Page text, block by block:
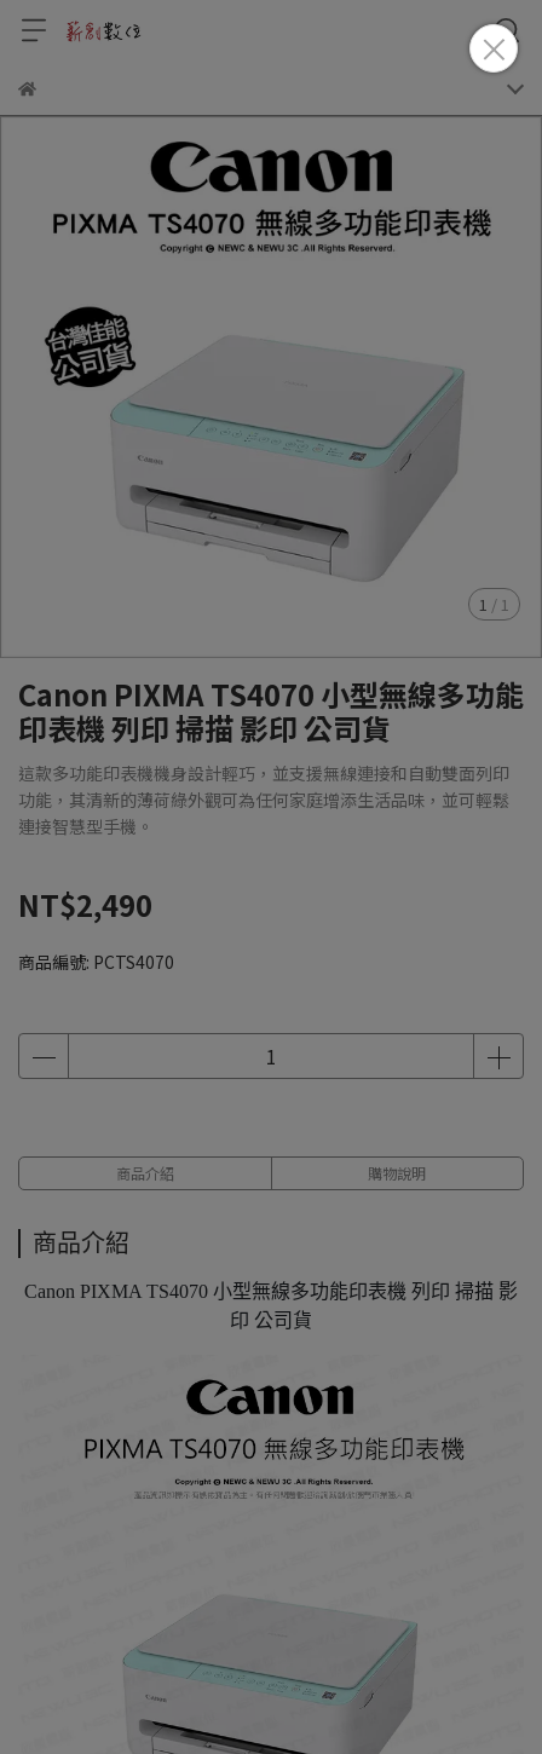
1 / 1
Canon PIXMA TS4070 小型無線多功能
印表機 列印 掃描 影印 公司貨
這款多功能印表機機身設計輕巧，並支援無線連接和自動雙面列印
功能，其清新的薄荷綠外觀可為任何家庭增添生活品味，並可輕鬆
連接智慧型手機。
NT$2,490
商品編號: PCTS4070
商品介紹 購物說明
商品介紹
Canon PIXMA TS4070 小型無線多功能印表機 列印 掃描 影
印 公司貨